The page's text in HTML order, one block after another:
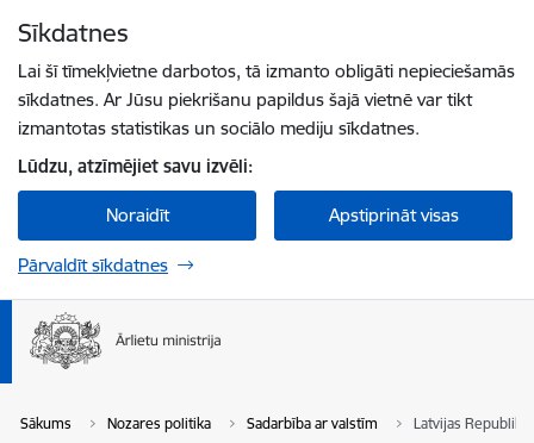
Sīkdatnes
Lai šī tīmekļvietne darbotos, tā izmanto obligāti nepieciešamās
sīkdatnes. Ar Jūsu piekrišanu papildus šajā vietnē var tikt
izmantotas statistikas un sociālo mediju sīkdatnes.
Lūdzu, atzīmējiet savu izvēli:
Noraidīt Apstiprināt visas
Pārvaldīt sīkdatnes
Sākums Nozares politika Sadarbība ar valstīm Latvijas